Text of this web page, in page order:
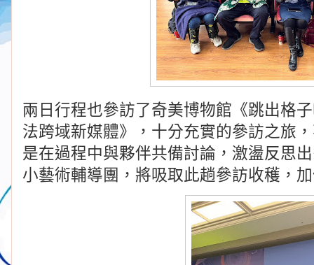
兩日行程也參訪了奇美博物館《跳出格
法跨域新媒體》，十分充實的參訪之旅
是在過程中與夥伴共備討論，激盪反思
小藝術輔導團，將吸取此趟參訪收穫，